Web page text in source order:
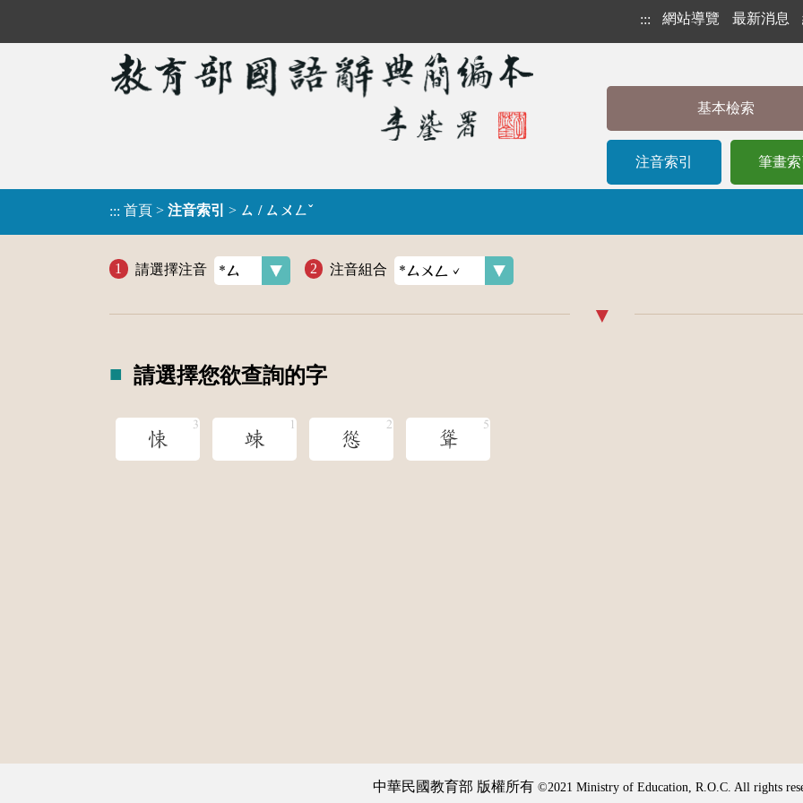
::: 網站導覽 最新消息
基本檢索
注音索引 筆畫索
::: 首頁 > 注音索引 > ㄙ / ㄙㄨㄥˇ
請選擇注音 注音組合
請選擇您欲查詢的字
悚 竦 慫 聳
中華民國教育部 版權所有 ©2021 Ministry of Education, R.O.C. All rights